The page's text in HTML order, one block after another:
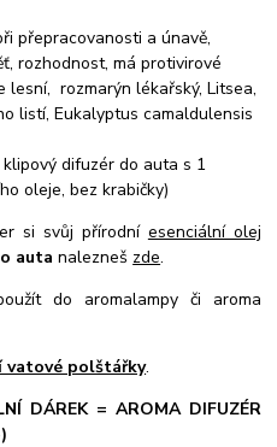
přepracovanosti a únavě,
rozhodnost, má protivirové
lesní, rozmarýn lékařský, Litsea,
listí, Eukalyptus camaldulensis
difuzér do auta s 1
oleje, bez krabičky)
si svůj přírodní esenciální olej
autanalezneš zde.
do aromalampy či aroma
vatové polštářky.
DÁREK = AROMA DIFUZÉR